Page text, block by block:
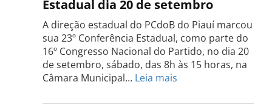
do
Sul
dia
Estadual dia 20 de setembro
A direção estadual do PCdoB do Piauí marcou
sua 23º Conferência Estadual, como parte do
16º Congresso Nacional do Partido, no dia 20
de setembro, sábado, das 8h às 15 horas, na
Câmara Municipal… Leia mais
PI